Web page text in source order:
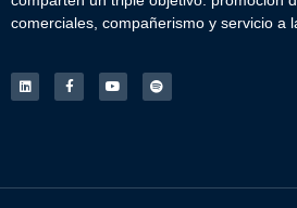
comerciales, compañerismo y servicio a